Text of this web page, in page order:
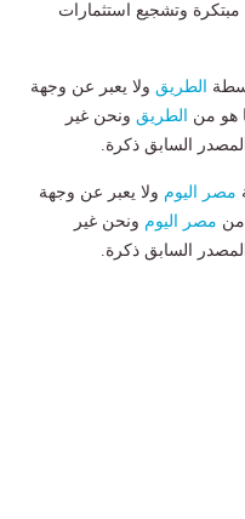
مبتكرة وتشجيع استثمارات
الطريق ولا يعبر عن وجهة
هو من الطريق ونحن غير
السابق ذكرة.
مصر اليوم ولا يعبر عن وجهة
من مصر اليوم ونحن غير
السابق ذكرة.